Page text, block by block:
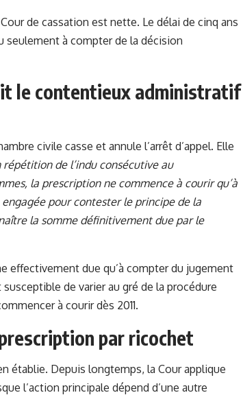
de cassation est nette. Le délai de cinq ans
seulement à compter de la décision
le contentieux administratif
civile casse et annule l’arrêt d’appel. Elle
répétition de l’indu consécutive au
la prescription ne commence à courir qu’à
pour contester le principe de la
la somme définitivement due par le
effectivement due qu’à compter du jugement
de varier au gré de la procédure
à courir dès 2011.
par ricochet
établie. Depuis longtemps, la Cour applique
l’action principale dépend d’une autre